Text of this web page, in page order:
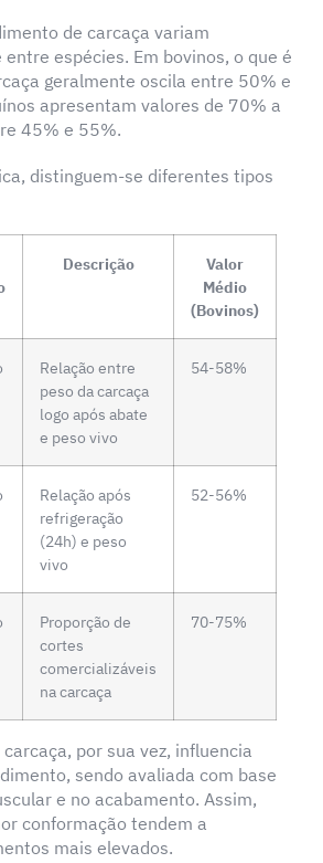
de carcaça variam
espécies. Em bovinos, o que é
geralmente oscila entre 50% e
apresentam valores de 70% a
45% e 55%.
distinguem-se diferentes tipos
Descrição
Valor
Médio
(Bovinos)
Relação entre
peso da carcaça
logo após abate
e peso vivo
54-58%
Relação após
refrigeração
(24h) e peso
vivo
52-56%
Proporção de
cortes
comercializáveis
na carcaça
70-75%
por sua vez, influencia
sendo avaliada com base
e no acabamento. Assim,
conformação tendem a
mais elevados.